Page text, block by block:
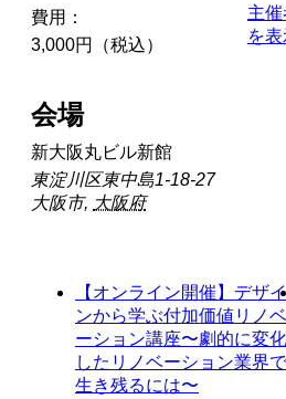
費用：
3,000円（税込）
会場
新大阪丸ビル新館
東淀川区東中島1-18-27
大阪市, 大阪府
主
を
【オンライン開催】デザイ
ンから学ぶ付加価値リノベ
ーション講座〜劇的に変化
したリノベーション業界で
生き残るには〜